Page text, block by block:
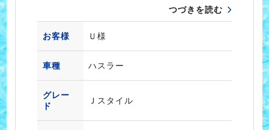
つづきを読む
お客様 Ｕ様
車種 ハスラー
グレー
ド
Ｊスタイル